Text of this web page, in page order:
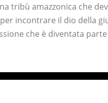
tribù amazzonica che
incontrare il dio della
che è diventata